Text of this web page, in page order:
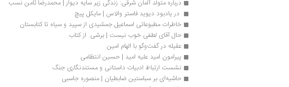
درباره متولد آلمان شرقی: زندگی زیر سایه دیوار | محمدرضا ثامن نسب
در یادبود دیوید فاستر والاس | مایکل پیچ
خاطرات مطبوعاتی اسماعیل جمشیدی از سپید و سیاه تا کتابستان
حال آقای لطفی خوب نیست | برشی  از کتاب
عقیله در گفت‌وگو با الهام امین
پیرامون امید علیه امید | حسین انتظامی
نشست ارتباط ادبیات داستانی و مستندنگاری جنگ
حاشیه‌ای بر سباستین ضابطیان | منصوره جاسبی